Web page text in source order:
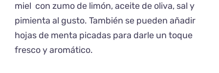
miel con zumo de limón, aceite de oliva, sal y
pimienta al gusto. También se pueden añadir
hojas de menta picadas para darle un toque
fresco y aromático.